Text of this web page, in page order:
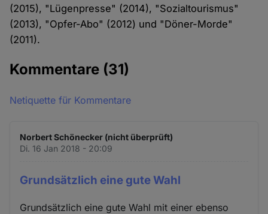
(2015), "Lügenpresse" (2014), "Sozialtourismus"
(2013), "Opfer-Abo" (2012) und "Döner-Morde"
(2011).
Kommentare (31)
Netiquette für Kommentare
Norbert Schönecker (nicht überprüft)
Di. 16 Jan 2018 - 20:09
Grundsätzlich eine gute Wahl
Grundsätzlich eine gute Wahl mit einer ebenso